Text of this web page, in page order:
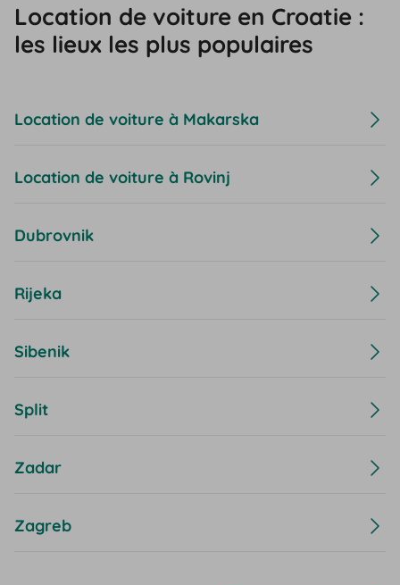
Location de voiture en Croatie :
les lieux les plus populaires
Location de voiture à Makarska
Location de voiture à Rovinj
Dubrovnik
Rijeka
Sibenik
Split
Zadar
Zagreb